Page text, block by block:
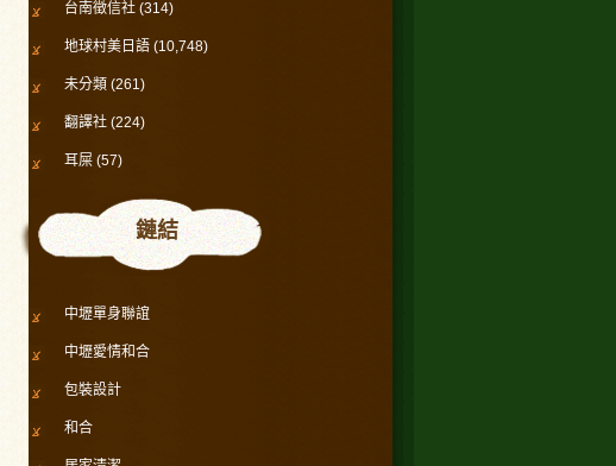
台南徵信社 (314)
地球村美日語 (10,748)
未分類 (261)
翻譯社 (224)
耳屎 (57)
鏈結
中壢單身聯誼
中壢愛情和合
包裝設計
和合